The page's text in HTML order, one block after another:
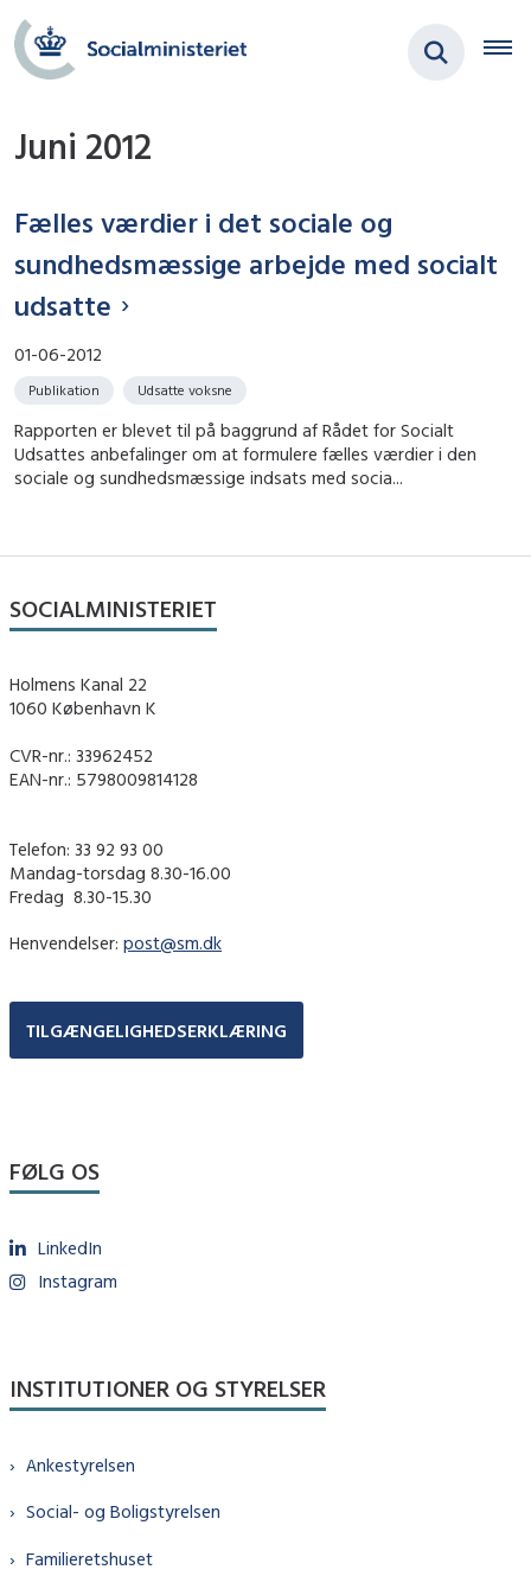
Juni 2012
Fælles værdier i det sociale og
sundhedsmæssige arbejde med socialt
udsatte
01-06-2012
Publikation Udsatte voksne
Rapporten er blevet til på baggrund af Rådet for Socialt
Udsattes anbefalinger om at formulere fælles værdier i den
sociale og sundhedsmæssige indsats med socia...
SOCIALMINISTERIET
Holmens Kanal 22
1060 København K
CVR-nr.: 33962452
EAN-nr.: 5798009814128
Telefon: 33 92 93 00
Mandag-torsdag 8.30-16.00
Fredag ​ 8.30-15.30
Henvendelser: post@sm.dk
TILGÆNGELIGHEDSERKLÆRING
FØLG OS
LinkedIn
Instagram
INSTITUTIONER OG STYRELSER
Ankestyrelsen
Social- og Boligstyrelsen
Familieretshuset